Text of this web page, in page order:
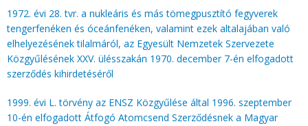
1972. évi 28. tvr. a nukleáris és más tömegpusztító fegyverek
tengerfenéken és óceánfenéken, valamint ezek altalajában való
elhelyezésének tilalmáról, az Egyesült Nemzetek Szervezete
Közgyűlésének XXV. ülésszakán 1970. december 7-én elfogadott
szerződés kihirdetéséről
1999. évi L. törvény az ENSZ Közgyűlése által 1996. szeptember
10-én elfogadott Átfogó Atomcsend Szerződésnek a Magyar